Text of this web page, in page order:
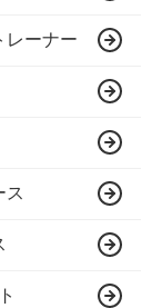
レーナー
ス